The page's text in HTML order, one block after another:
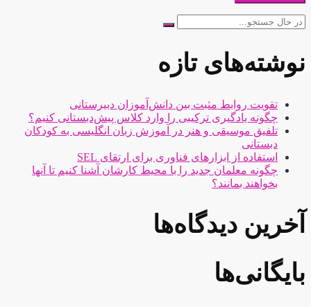
جستجو
نوشته‌های تازه
تقویت روابط مثبت بین دانش‌آموزان دبیرستانی
چگونه یادگیری ترکیبی را وارد کلاس پیش‌دبستانی کنیم؟
تلفیق موسیقی و هنر در آموزش زبان انگلیسی به کودکان
دبستانی
استفاده از ابزارهای فناوری برای ارتقای SEL
چگونه معلمان جدید را با محیط کارشان آشنا کنیم تا آنها
بخواهند بمانند؟
آخرین دیدگاه‌ها
بایگانی‌ها